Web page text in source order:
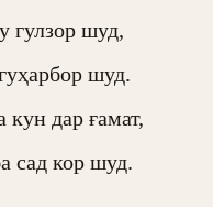
гулзор шуд,
шуд.
дар ғамат,
сад кор шуд.